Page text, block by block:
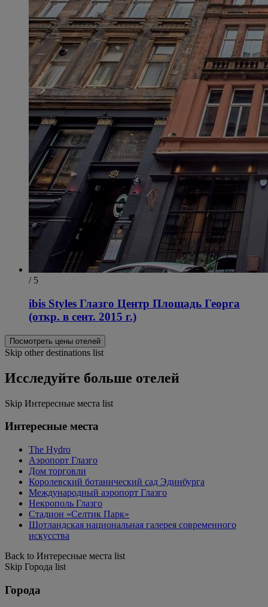
/ 5
ibis Styles Глазго Центр Площадь Георга
(откр. в сент. 2015 г.)
Посмотреть цены отелей
Skip other destinations list
Исследуйте больше отелей
Skip Интересные места list
Интересные места
The Hydro
Аэропорт Глазго
Дом торговли
Королевский ботанический сад Эдинбурга
Международный аэропорт Глазго
Некрополь Глазго
Стадион «Селтик Парк»
Шотландская национальная галерея современного
искусства
Back to Интересные места list
Skip Города list
Города